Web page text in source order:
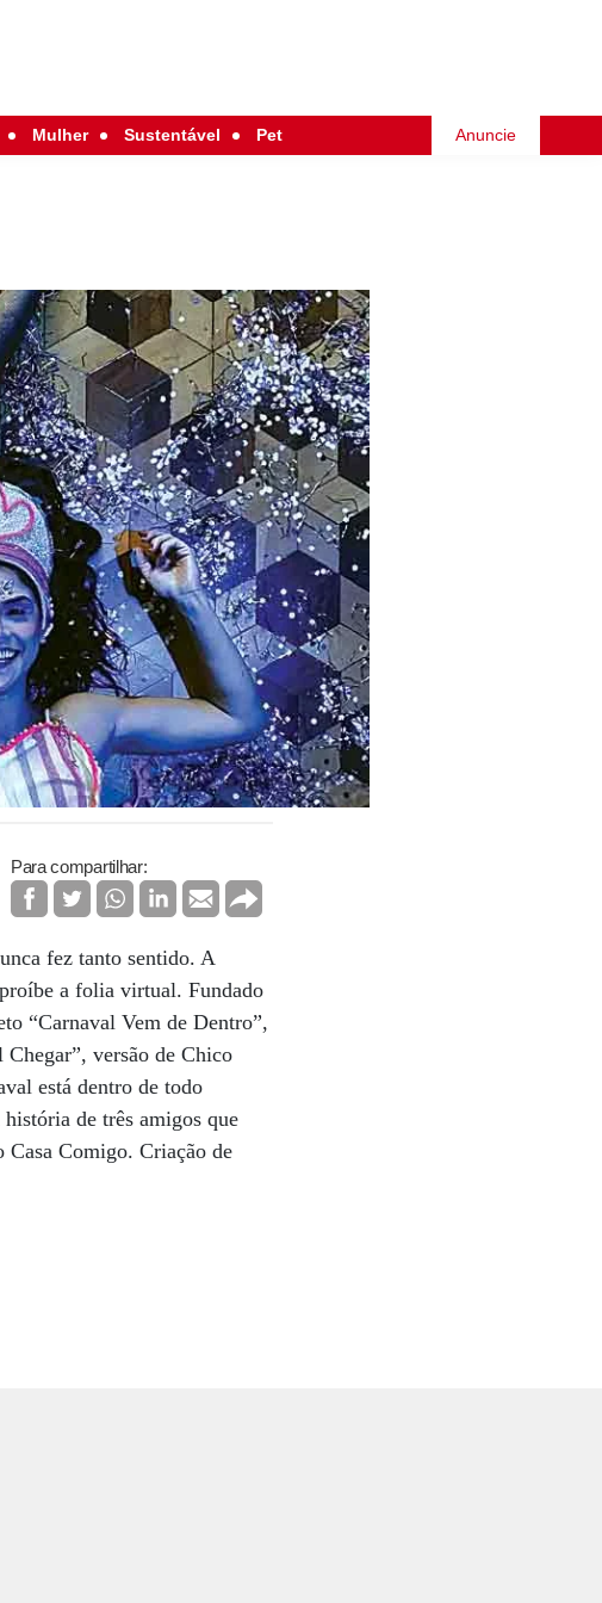
Mulher Sustentável Pet Anuncie
Para compartilhar:
fez tanto sentido. A
a folia virtual. Fundado
“Carnaval Vem de Dentro”,
versão de Chico
está dentro de todo
de três amigos que
Comigo. Criação de